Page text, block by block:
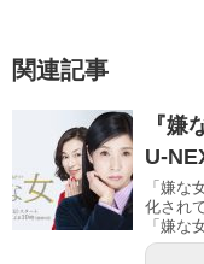
関連記事
『嫌
U-
「嫌な
化され
「嫌な